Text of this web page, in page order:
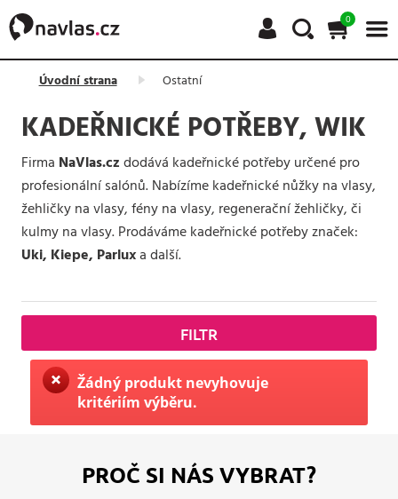
0
Úvodní strana Ostatní
KADEŘNICKÉ POTŘEBY, WIK
Firma NaVlas.czdodává kadeřnické potřeby určené pro
profesionální salónů. Nabízíme kadeřnické nůžky na vlasy,
žehličky na vlasy, fény na vlasy, regenerační žehličky, či
kulmy na vlasy. Prodáváme kadeřnické potřeby značek:
Uki, Kiepe, Parluxa další.
FILTR
Žádný produkt nevyhovuje
kritériím výběru.
PROČ SI NÁS VYBRAT?